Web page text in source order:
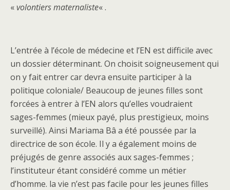
«volontiers maternaliste« .
L’entrée à l’école de médecine et l’EN est difficile avec
un dossier déterminant. On choisit soigneusement qui
on y fait entrer car devra ensuite participer à la
politique coloniale/ Beaucoup de jeunes filles sont
forcées à entrer à l’EN alors qu’elles voudraient
sages-femmes (mieux payé, plus prestigieux, moins
surveillé). Ainsi Mariama Bâ a été poussée par la
directrice de son école. Il y a également moins de
préjugés de genre associés aux sages-femmes ;
l’instituteur étant considéré comme un métier
d’homme. la vie n’est pas facile pour les jeunes filles